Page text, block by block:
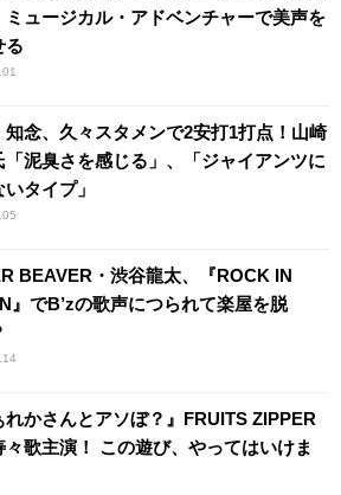
ミュージカル・アドベンチャーで美声を
る
知念、久々スタメンで2安打1打点！山崎
「泥臭さを感じる」、「ジャイアンツに
タイプ」
BEAVER・渋谷龍太、『ROCK IN
』でB’zの歌声につられて楽屋を脱
れかさんとアソぼ？』FRUITS ZIPPER
々歌主演！ この遊び、やってはいけま